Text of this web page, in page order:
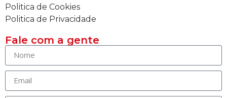
Politica de Cookies
Politica de Privacidade
Fale com a gente